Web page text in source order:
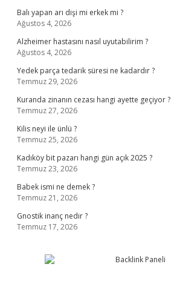
Balı yapan arı dişi mi erkek mi ?
Ağustos 4, 2026
Alzheimer hastasını nasıl uyutabilirim ?
Ağustos 4, 2026
Yedek parça tedarik süresi ne kadardır ?
Temmuz 29, 2026
Kuranda zinanın cezası hangi ayette geçiyor ?
Temmuz 27, 2026
Kilis neyi ile ünlü ?
Temmuz 25, 2026
Kadıköy bit pazarı hangi gün açık 2025 ?
Temmuz 23, 2026
Babek ismi ne demek ?
Temmuz 21, 2026
Gnostik inanç nedir ?
Temmuz 17, 2026